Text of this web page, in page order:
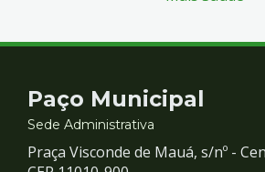
Contato
e
Paço Municipal
Sede Administrativa
Praça Visconde de Mauá, s/nº -